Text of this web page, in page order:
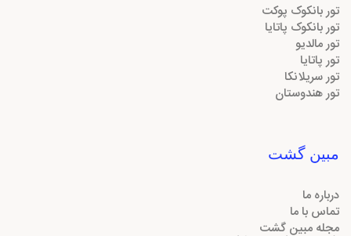
تور بانکوک پوکت
تور بانکوک پاتایا
تور مالدیو
تور پاتایا
تور سریلانکا
تور هندوستان
مبین گشت
درباره ما
تماس با ما
مجله مبین گشت